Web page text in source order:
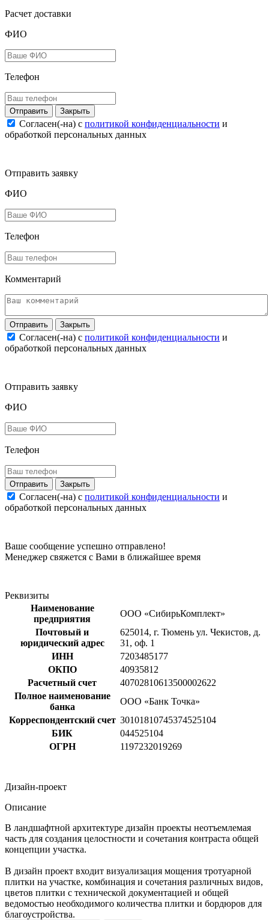
Расчет доставки
ФИО
Телефон
Закрыть
Согласен(-на) c политикой конфиденциальности и
обработкой персональных данных
Отправить заявку
ФИО
Телефон
Комментарий
Закрыть
Согласен(-на) c политикой конфиденциальности и
обработкой персональных данных
Отправить заявку
ФИО
Телефон
Закрыть
Согласен(-на) c политикой конфиденциальности и
обработкой персональных данных
Ваше сообщение успешно отправлено!
Менеджер свяжется с Вами в ближайшее время
Реквизиты
Наименование
предприятия
ООО «СибирьКомплект»
Почтовый и
юридический адрес
625014, г. Тюмень ул. Чекистов, д.
31, оф. 1
ИНН
7203485177
ОКПО
40935812
Расчетный счет
40702810613500002622
Полное наименование
банка
ООО «Банк Точка»
Корреспондентский счет 30101810745374525104
БИК
044525104
ОГРН
1197232019269
Дизайн-проект
Описание
В ландшафтной архитектуре дизайн проекты неотъемлемая
часть для создания целостности и сочетания контраста общей
концепции участка.
В дизайн проект входит визуализация мощения тротуарной
плитки на участке, комбинация и сочетания различных видов,
цветов плитки с технической документацией и общей
ведомостью необходимого количества плитки и бордюров для
благоустройства.